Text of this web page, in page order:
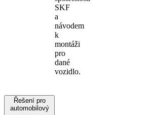
SKF
a
návodem
k
montáži
pro
dané
vozidlo.
Řešení pro
automobilový